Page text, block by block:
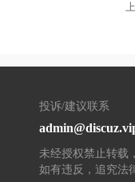
投诉/建议联系
未经授权禁止转载
如有违反，追究法